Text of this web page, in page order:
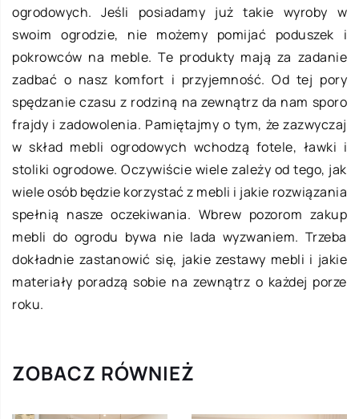
ogrodowych. Jeśli posiadamy już takie wyroby w
swoim ogrodzie, nie możemy pomijać poduszek i
pokrowców na meble. Te produkty mają za zadanie
zadbać o nasz komfort i przyjemność. Od tej pory
spędzanie czasu z rodziną na zewnątrz da nam sporo
frajdy i zadowolenia. Pamiętajmy o tym, że zazwyczaj
w skład mebli ogrodowych wchodzą fotele, ławki i
stoliki ogrodowe. Oczywiście wiele zależy od tego, jak
wiele osób będzie korzystać z mebli i jakie rozwiązania
spełnią nasze oczekiwania. Wbrew pozorom zakup
mebli do ogrodu bywa nie lada wyzwaniem. Trzeba
dokładnie zastanowić się, jakie zestawy mebli i jakie
materiały poradzą sobie na zewnątrz o każdej porze
roku.
ZOBACZ RÓWNIEŻ